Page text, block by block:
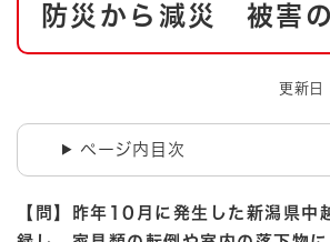
とじる
防災から減災 被害
更新
ページ内目次
【問】昨年10月に発生した新潟県中